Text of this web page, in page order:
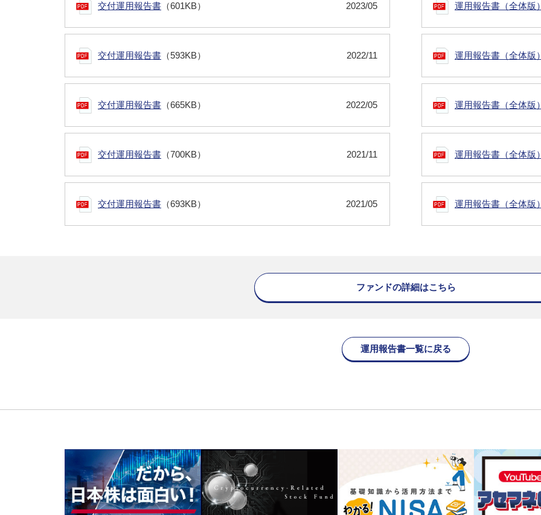
交付運用報告書 （601KB） 2023/05
交付運用報告書 （593KB） 2022/11
交付運用報告書 （665KB） 2022/05
交付運用報告書 （700KB） 2021/11
交付運用報告書 （693KB） 2021/05
運用報告書（全体版）
運用報告書（全体版）
運用報告書（全体版）
運用報告書（全体版）
運用報告書（全体版）
ファンドの詳細はこちら
運用報告書一覧に戻る